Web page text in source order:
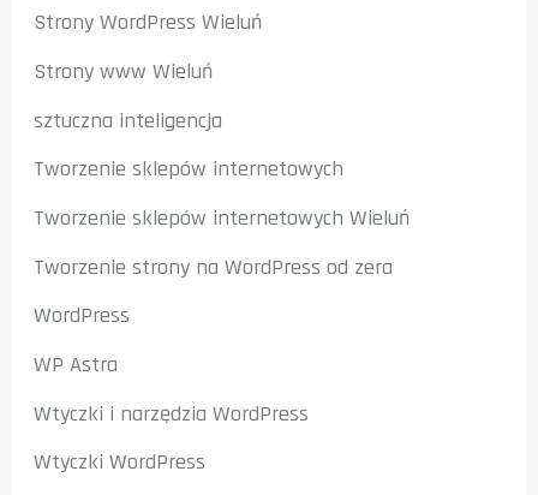
Strony WordPress Wieluń
Strony www Wieluń
sztuczna inteligencja
Tworzenie sklepów internetowych
Tworzenie sklepów internetowych Wieluń
Tworzenie strony na WordPress od zera
WordPress
WP Astra
Wtyczki i narzędzia WordPress
Wtyczki WordPress